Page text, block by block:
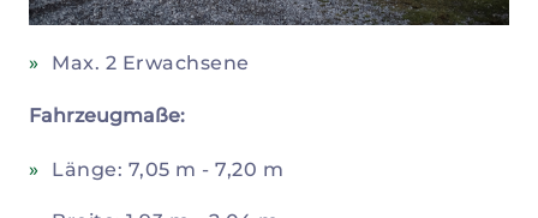
Max. 2 Erwachsene
Fahrzeugmaße:
Länge: 7,05 m - 7,20 m